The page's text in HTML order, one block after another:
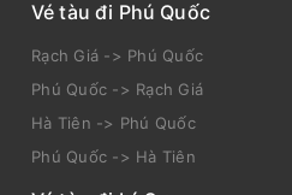
Hòn Sơn -> Nam Du
Nam Du -> Hòn Sơn
Vé tàu đi Phú Quốc